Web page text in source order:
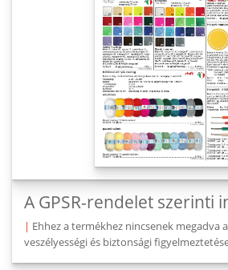
A GPSR-rendelet szerinti
| Ehhez a termékhez nincsenek megadva
veszélyességi és biztonsági